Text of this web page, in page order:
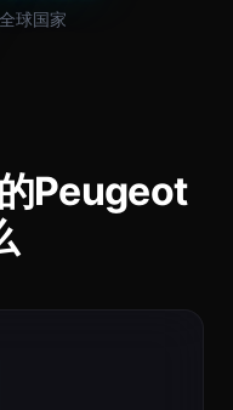
全球国家
Peugeot